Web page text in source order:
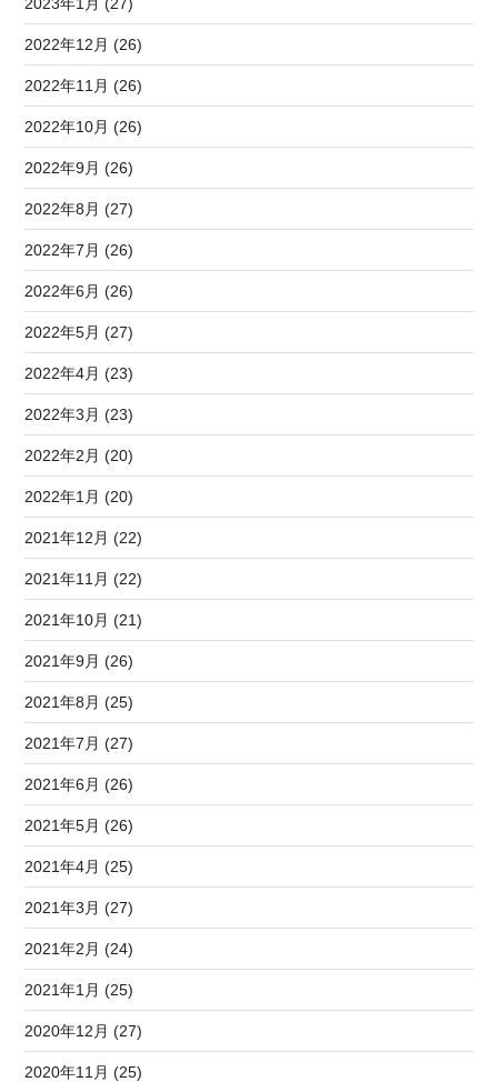
2022年12月 (26)
2022年11月 (26)
2022年10月 (26)
2022年9月 (26)
2022年8月 (27)
2022年7月 (26)
2022年6月 (26)
2022年5月 (27)
2022年4月 (23)
2022年3月 (23)
2022年2月 (20)
2022年1月 (20)
2021年12月 (22)
2021年11月 (22)
2021年10月 (21)
2021年9月 (26)
2021年8月 (25)
2021年7月 (27)
2021年6月 (26)
2021年5月 (26)
2021年4月 (25)
2021年3月 (27)
2021年2月 (24)
2021年1月 (25)
2020年12月 (27)
2020年11月 (25)